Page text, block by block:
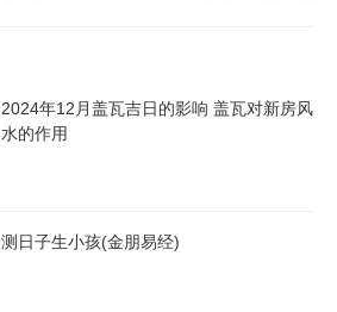
2024年12月盖瓦吉日的影响 盖瓦对新房风
水的作用
测日子生小孩(金朋易经)